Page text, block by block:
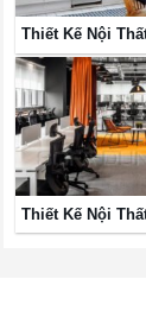
Thiết Kế Nội
Thiết Kế Nội